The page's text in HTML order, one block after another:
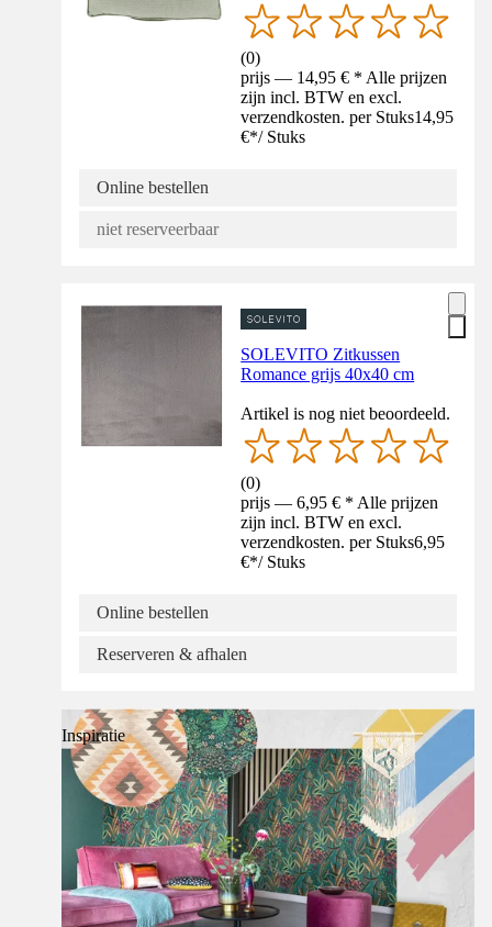
(0)
prijs — 14,95 € * Alle prijzen
zijn incl. BTW en excl.
verzendkosten. per Stuks14,95
€*/ Stuks
Online bestellen
niet reserveerbaar
SOLEVITO Zitkussen
Romance grijs 40x40 cm
Artikel is nog niet beoordeeld.
(0)
prijs — 6,95 € * Alle prijzen
zijn incl. BTW en excl.
verzendkosten. per Stuks6,95
€*/ Stuks
Online bestellen
Reserveren & afhalen
Inspiratie